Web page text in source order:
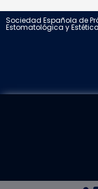
Sociedad Española de
Estomatológica y Estética